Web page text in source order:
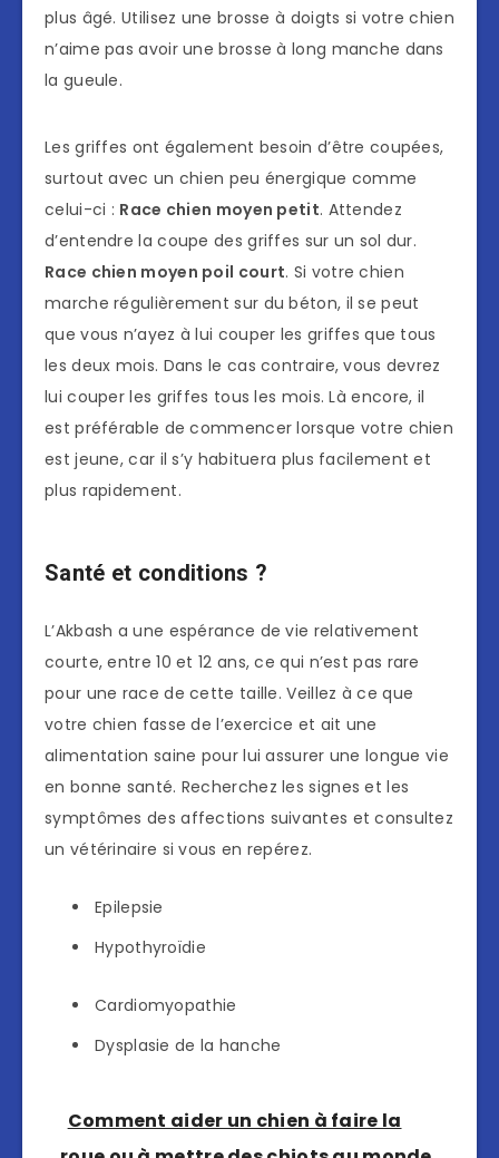
plus âgé. Utilisez une brosse à doigts si votre chien
n’aime pas avoir une brosse à long manche dans
la gueule.
Les griffes ont également besoin d’être coupées,
surtout avec un chien peu énergique comme
celui-ci : Race chien moyen petit. Attendez
d’entendre la coupe des griffes sur un sol dur.
Race chien moyen poil court. Si votre chien
marche régulièrement sur du béton, il se peut
que vous n’ayez à lui couper les griffes que tous
les deux mois. Dans le cas contraire, vous devrez
lui couper les griffes tous les mois. Là encore, il
est préférable de commencer lorsque votre chien
est jeune, car il s’y habituera plus facilement et
plus rapidement.
Santé et conditions ?
L’Akbash a une espérance de vie relativement
courte, entre 10 et 12 ans, ce qui n’est pas rare
pour une race de cette taille. Veillez à ce que
votre chien fasse de l’exercice et ait une
alimentation saine pour lui assurer une longue vie
en bonne santé. Recherchez les signes et les
symptômes des affections suivantes et consultez
un vétérinaire si vous en repérez.
Epilepsie
Hypothyroïdie
Cardiomyopathie
Dysplasie de la hanche
Comment aider un chien à faire la